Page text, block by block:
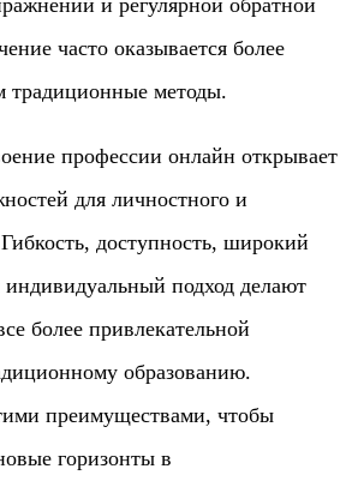
часто оказывается более
методы.
профессии онлайн открывает
для личностного и
доступность, широкий
подход делают
более привлекательной
образованию.
преимуществами, чтобы
горизонты в